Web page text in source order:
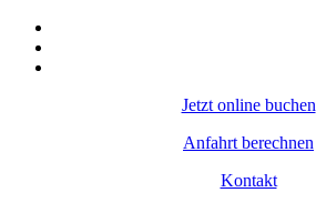
Jetzt online buchen
Anfahrt berechnen
Kontakt